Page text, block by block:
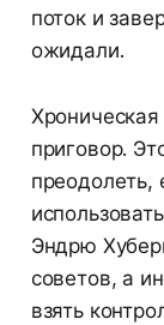
поток и
ожидали.
приговор.
преодолеть,
Эндрю
советов, а
взять